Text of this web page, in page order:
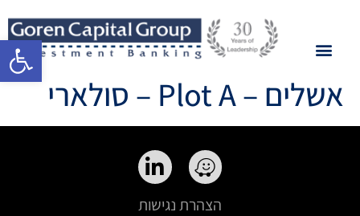
פתח
אשלים – Plot A – סולארי
הצהרת נגישות